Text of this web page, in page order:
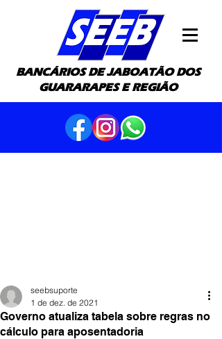
BANCÁRIOS DE JABOATÃO DOS
GUARARAPES E REGIÃO
Governo atualiza tabela sobre regras no
cálculo para aposentadoria
seebsuporte
1 de dez. de 2021